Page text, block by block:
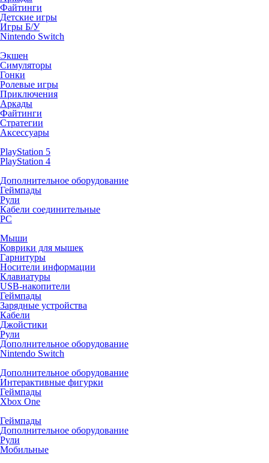
Файтинги
Детские игры
Игры Б/У
Nintendo Switch
Экшен
Симуляторы
Гонки
Ролевые игры
Приключения
Аркады
Файтинги
Стратегии
Аксессуары
PlayStation 5
PlayStation 4
Дополнительное оборудование
Геймпады
Рули
Кабели соединительные
PC
Мыши
Коврики для мышек
Гарнитуры
Носители информации
Клавиатуры
USB-накопители
Геймпады
Зарядные устройства
Кабели
Джойстики
Рули
Дополнительное оборудование
Nintendo Switch
Дополнительное оборудование
Интерактивные фигурки
Геймпады
Xbox One
Геймпады
Дополнительное оборудование
Рули
Мобильные